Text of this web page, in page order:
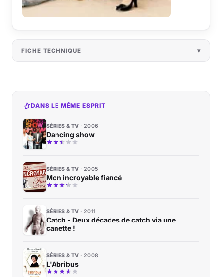
FICHE TECHNIQUE
DANS LE MÊME ESPRIT
SÉRIES & TV 2006
Dancing show
SÉRIES & TV 2005
Mon incroyable fiancé
SÉRIES & TV 2011
Catch - Deux décades de catch via une
canette !
SÉRIES & TV 2008
L'Abribus